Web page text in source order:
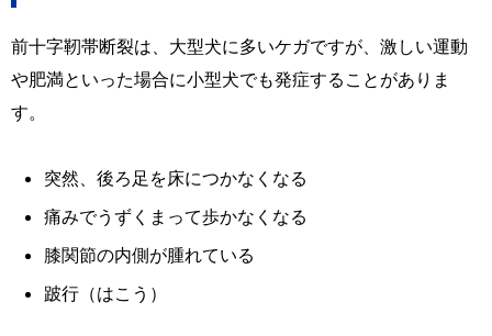
前十字靭帯断裂は、大型犬に多いケガですが、激しい運動
や肥満といった場合に小型犬でも発症することがありま
す。
突然、後ろ足を床につかなくなる
痛みでうずくまって歩かなくなる
膝関節の内側が腫れている
跛行（はこう）